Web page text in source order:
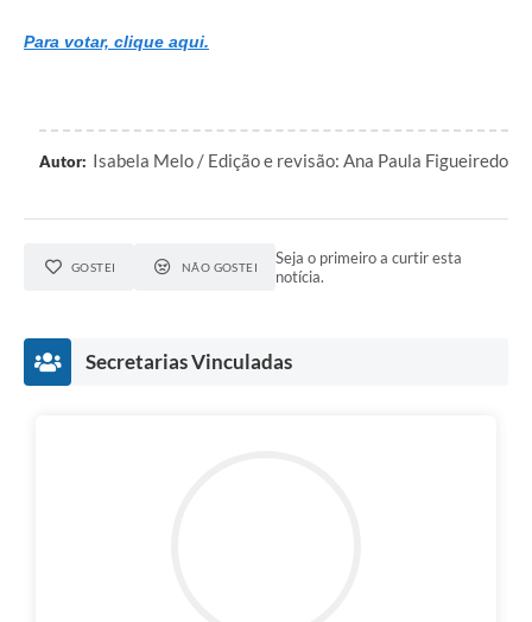
Para votar, clique aqui.
Autor: Isabela Melo / Edição e revisão: Ana Paula Figueiredo
GOSTEI NÃO GOSTEI
Seja o primeiro a curtir esta
notícia.
Secretarias Vinculadas